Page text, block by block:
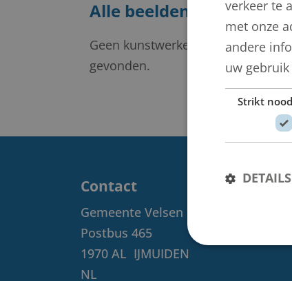
Alle beelden van Gerard
Geen kunstwerken
gevonden.
Contact
Gemeente Velsen
Postbus 465
1970 AL IJMUIDEN
NL
verkeer te
met onze
andere
uw
Strikt